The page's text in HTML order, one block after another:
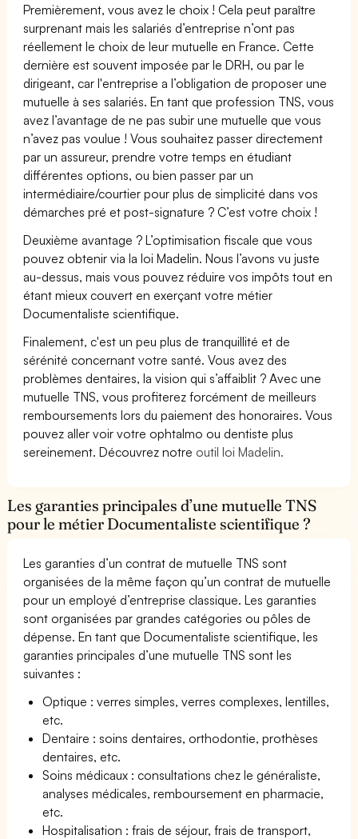
Premièrement, vous avez le choix ! Cela peut paraître
surprenant mais les salariés d’entreprise n’ont pas
réellement le choix de leur mutuelle en France. Cette
dernière est souvent imposée par le DRH, ou par le
dirigeant, car l'entreprise a l’obligation de proposer une
mutuelle à ses salariés. En tant que profession TNS, vous
avez l’avantage de ne pas subir une mutuelle que vous
n’avez pas voulue ! Vous souhaitez passer directement
par un assureur, prendre votre temps en étudiant
différentes options, ou bien passer par un
intermédiaire/courtier pour plus de simplicité dans vos
démarches pré et post-signature ? C’est votre choix !
Deuxième avantage ? L’optimisation fiscale que vous
pouvez obtenir via la loi Madelin. Nous l’avons vu juste
au-dessus, mais vous pouvez réduire vos impôts tout en
étant mieux couvert en exerçant votre métier
Documentaliste scientifique.
Finalement, c'est un peu plus de tranquillité et de
sérénité concernant votre santé. Vous avez des
problèmes dentaires, la vision qui s’affaiblit ? Avec une
mutuelle TNS, vous profiterez forcément de meilleurs
remboursements lors du paiement des honoraires. Vous
pouvez aller voir votre ophtalmo ou dentiste plus
sereinement. Découvrez notre outil loi Madelin.
Les garanties principales d’une mutuelle TNS
pour le métier Documentaliste scientifique ?
Les garanties d’un contrat de mutuelle TNS sont
organisées de la même façon qu’un contrat de mutuelle
pour un employé d’entreprise classique. Les garanties
sont organisées par grandes catégories ou pôles de
dépense. En tant que Documentaliste scientifique, les
garanties principales d’une mutuelle TNS sont les
suivantes :
Optique : verres simples, verres complexes, lentilles,
etc.
Dentaire : soins dentaires, orthodontie, prothèses
dentaires, etc.
Soins médicaux : consultations chez le généraliste,
analyses médicales, remboursement en pharmacie,
etc.
Hospitalisation : frais de séjour, frais de transport,